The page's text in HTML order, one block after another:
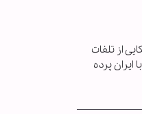
از تلفات
ایران پرده